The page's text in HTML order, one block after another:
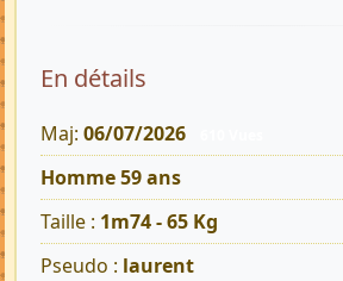
En détails
Maj: 06/07/2026
Homme 59 ans
Taille : 1m74 - 65 Kg
Pseudo : laurent